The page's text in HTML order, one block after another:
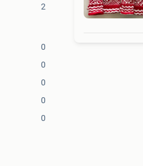
2
0
0
0
0
0